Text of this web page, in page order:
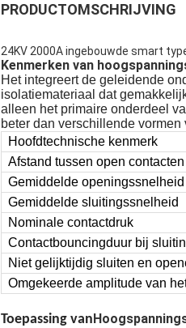
PRODUCTOMSCHRIJVING
24KV 2000A ingebouwde smart
Kenmerken van
Het integreert de geleidende
isolatiemateriaal dat
alleen het primaire onderdeel
beter dan verschillende
Hoofdtechnische kenmerk
Afstand tussen open contacten
Gemiddelde openingssnelheid
Gemiddelde sluitingssnelheid
Nominale contactdruk
Contactbouncingduur bij
Niet gelijktijdig sluiten en
Omgekeerde amplitude van
Toepassing van